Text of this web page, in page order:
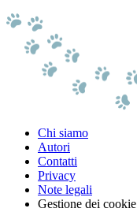
Chi siamo
Autori
Contatti
Privacy
Note legali
Gestione dei cookie